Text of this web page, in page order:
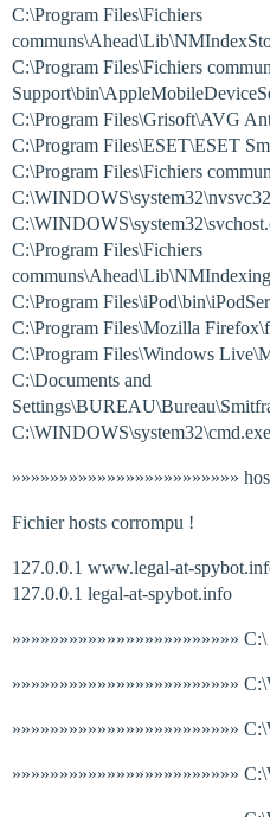
C:\Program Files\Fichiers
C:\Program Files\Fichiers
C:\Program Files\Grisoft\AVG
C:\Program Files\ESET\ESET
C:\Program Files\Fichiers
C:\Program Files\Fichiers
C:\Program
C:\Program Files\Mozilla
C:\Program Files\Windows
C:\Documents and
C:\WINDOWS\system32\cmd.exe
»»»»»»»»»»»»»»»»»»»»»»»»
Fichier hosts corrompu !
127.0.0.1 www.legal-at-
127.0.0.1 legal-at-spybot.info
»»»»»»»»»»»»»»»»»»»»»»»» C:\
»»»»»»»»»»»»»»»»»»»»»»»»
»»»»»»»»»»»»»»»»»»»»»»»»
»»»»»»»»»»»»»»»»»»»»»»»»